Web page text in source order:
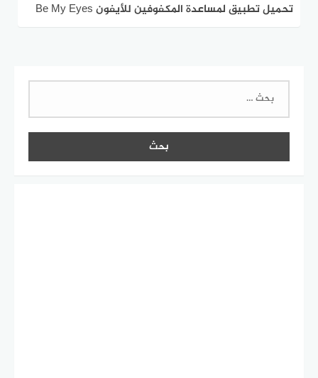
تحميل تطبيق لمساعدة المكفوفين للأيفون Be My Eyes
البحث